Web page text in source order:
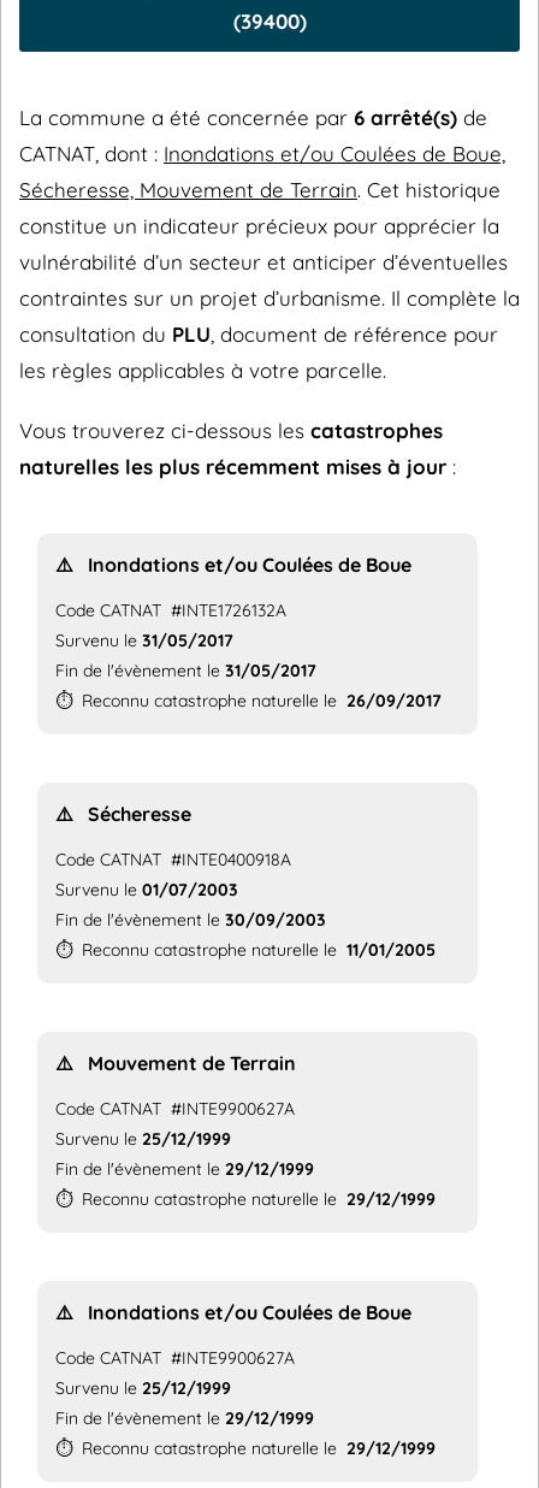
(39400)
La commune a été concernée par 6 arrêté(s) de
CATNAT, dont : Inondations et/ou Coulées de Boue,
Sécheresse, Mouvement de Terrain. Cet historique
constitue un indicateur précieux pour apprécier la
vulnérabilité d’un secteur et anticiper d’éventuelles
contraintes sur un projet d’urbanisme. Il complète la
consultation du PLU , document de référence pour
les règles applicables à votre parcelle.
Vous trouverez ci-dessous les catastrophes
naturelles les plus récemment mises à jour :
⚠️ Inondations et/ou Coulées de Boue
Code CATNAT #INTE1726132A
Survenu le 31/05/2017
Fin de l'évènement le 31/05/2017
⏱️ Reconnu catastrophe naturelle le 26/09/2017
⚠️ Sécheresse
Code CATNAT #INTE0400918A
Survenu le 01/07/2003
Fin de l'évènement le 30/09/2003
⏱️ Reconnu catastrophe naturelle le 11/01/2005
⚠️ Mouvement de Terrain
Code CATNAT #INTE9900627A
Survenu le 25/12/1999
Fin de l'évènement le 29/12/1999
⏱️ Reconnu catastrophe naturelle le 29/12/1999
⚠️ Inondations et/ou Coulées de Boue
Code CATNAT #INTE9900627A
Survenu le 25/12/1999
Fin de l'évènement le 29/12/1999
⏱️ Reconnu catastrophe naturelle le 29/12/1999